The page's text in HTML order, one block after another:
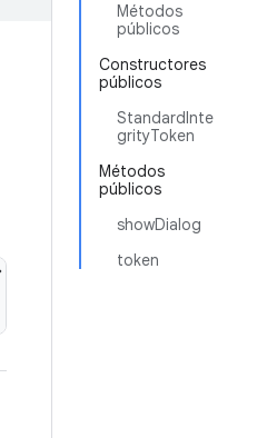
Métodos
públicos
Constructores
públicos
StandardInte
grityToken
Métodos
públicos
showDialog
token